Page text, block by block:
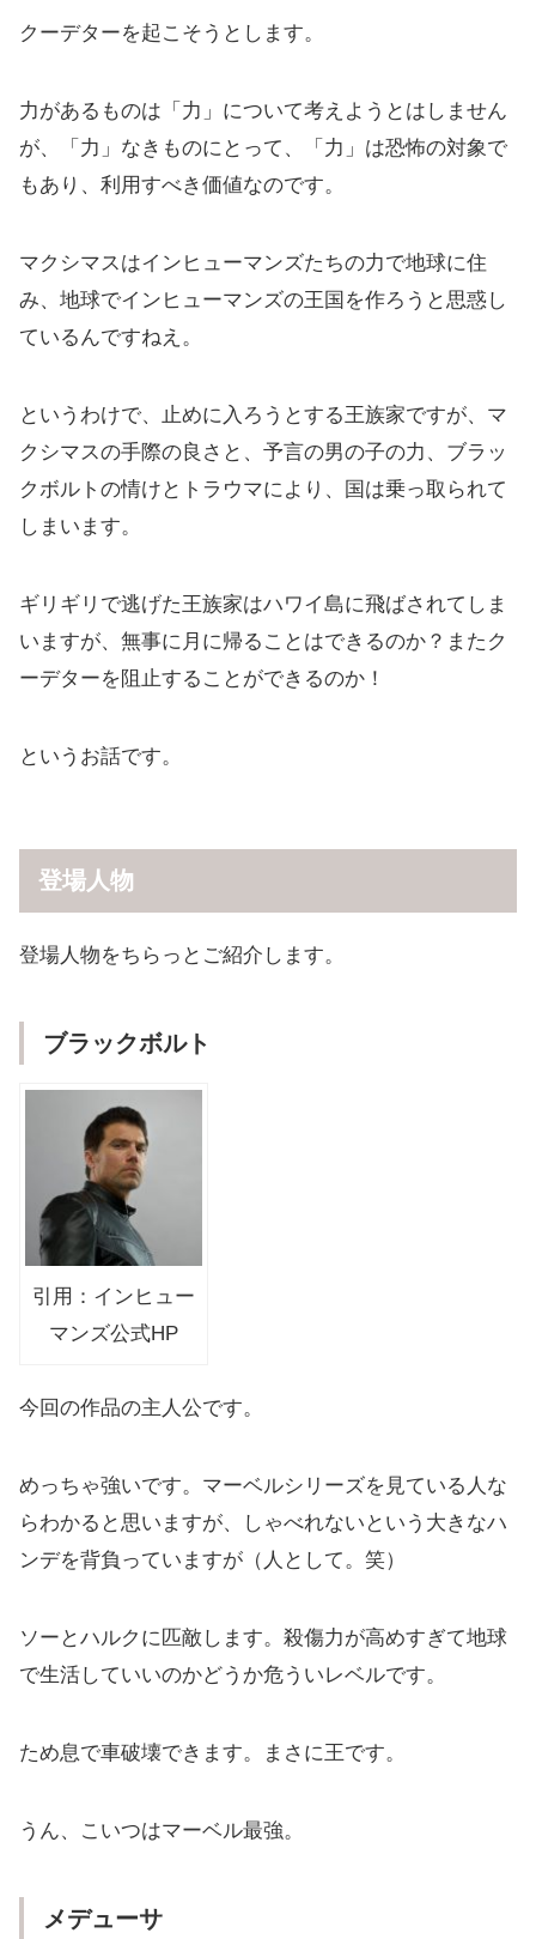
クーデターを起こそうとします。
力があるものは「力」について考えようとはしません
が、「力」なきものにとって、「力」は恐怖の対象で
もあり、利用すべき価値なのです。
マクシマスはインヒューマンズたちの力で地球に住
み、地球でインヒューマンズの王国を作ろうと思惑し
ているんですねえ。
というわけで、止めに入ろうとする王族家ですが、マ
クシマスの手際の良さと、予言の男の子の力、ブラッ
クボルトの情けとトラウマにより、国は乗っ取られて
しまいます。
ギリギリで逃げた王族家はハワイ島に飛ばされてしま
いますが、無事に月に帰ることはできるのか？またク
ーデターを阻止することができるのか！
というお話です。
登場人物
登場人物をちらっとご紹介します。
ブラックボルト
引用：インヒュー
マンズ公式HP
今回の作品の主人公です。
めっちゃ強いです。マーベルシリーズを見ている人な
らわかると思いますが、しゃべれないという大きなハ
ンデを背負っていますが（人として。笑）
ソーとハルクに匹敵します。殺傷力が高めすぎて地球
で生活していいのかどうか危ういレベルです。
ため息で車破壊できます。まさに王です。
うん、こいつはマーベル最強。
メデューサ